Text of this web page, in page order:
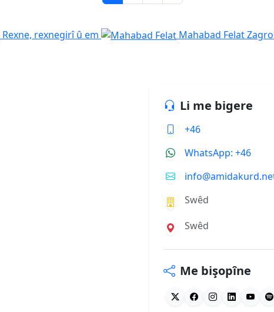
Rexne, rexnegirî û em Mahabad Felat
Li me bigere
+46
WhatsApp: +46
Swêd
Swêd
Me bişopîne